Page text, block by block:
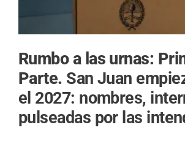
Rumbo a las urnas:
Parte. San Juan
el 2027: nombres,
pulseadas por las